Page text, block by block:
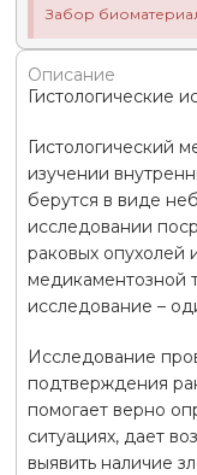
Забор
Описание
Гистологические
Гистологический
изучении
берутся в виде
исследовании
раковых опухолей
медикаментозной
исследование –
Исследование
подтверждения
помогает верно
ситуациях, дает
выявить наличие